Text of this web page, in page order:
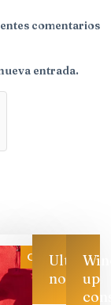
comentarios
entrada.
CategoríaUltimas
noticias
up